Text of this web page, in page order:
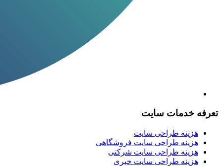
تعرفه خدمات سایت
هزینه طراحی سایت
هزینه طراحی سایت فروشگاهی
هزینه طراحی سایت شرکتی
هزینه طراحی سایت خبری